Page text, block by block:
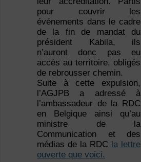
pour couvrir les
événements dans le cadre
de la fin de mandat du
président Kabila, ils
n’auront donc pas eu
accès au territoire, obligés
de rebrousser chemin.
Suite à cette expulsion,
l’AGJPB a adressé à
l’ambassadeur de la RDC
en Belgique ainsi qu’au
ministre de la
Communication et des
médias de la RDC
la lettre
ouverte que voici.